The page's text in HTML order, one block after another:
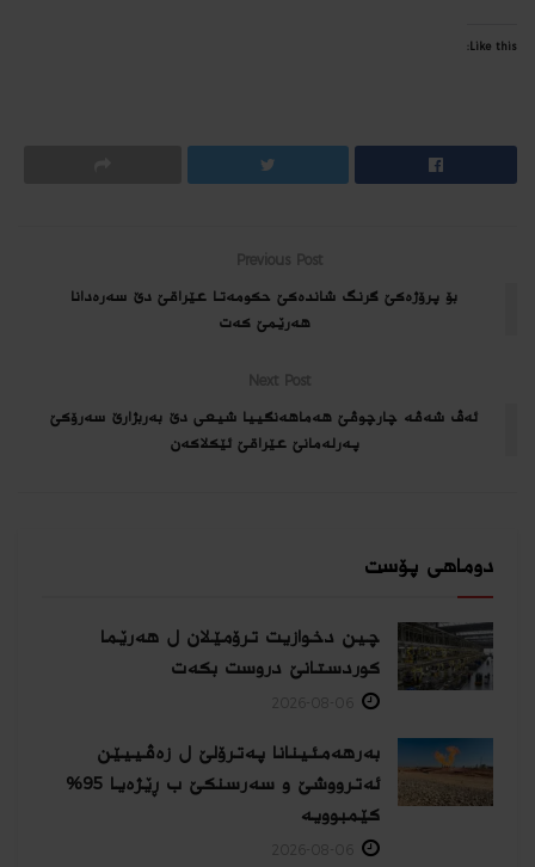
Like this:
Previous Post
بۆ پرۆژەكێ گرنگ شانده‌كێ حكومەتا عێراقێ دێ سەره‌دانا
هەرێمێ كه‌ت
Next Post
ئەڤ شه‌ڤه‌ چارچوڤێ هەماهه‌نگییا شیعی دێ بەربژارێ سەرۆكێ
پەرلەمانێ عێراقێ ئێكلاكه‌ن
دوماهی پۆست
چین دخوازیت ترۆمێلان ل هەرێما
كوردستانێ دروست بكەت
بەرهەمئینانا په‌ترۆلێ ل زه‌ڤییێن
ئەترووشێ و سەرسنكێ ب ڕێژەیا 95%
كێمبوویە